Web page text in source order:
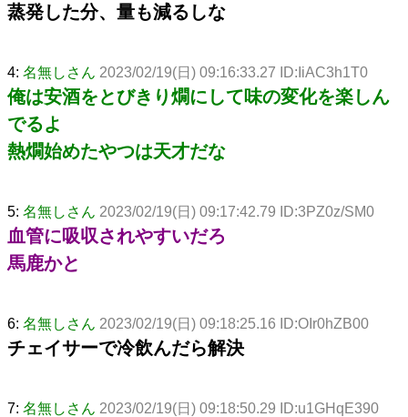
蒸発した分、量も減るしな
4: 名無しさん 2023/02/19(日) 09:16:33.27 ID:IiAC3h1T0
俺は安酒をとびきり燗にして味の変化を楽しん
でるよ
熱燗始めたやつは天才だな
5: 名無しさん 2023/02/19(日) 09:17:42.79 ID:3PZ0z/SM0
血管に吸収されやすいだろ
馬鹿かと
6: 名無しさん 2023/02/19(日) 09:18:25.16 ID:OIr0hZB00
チェイサーで冷飲んだら解決
7: 名無しさん 2023/02/19(日) 09:18:50.29 ID:u1GHqE390